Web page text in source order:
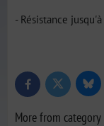
- Résistance jusqu'à
FacebookTwitter
More from category